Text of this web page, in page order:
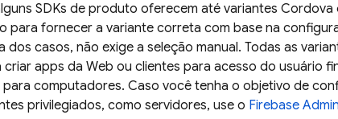
SDKs de produto oferecem até variantes Cordova
para fornecer a variante correta com base na
dos casos, não exige a seleção manual. Todas as
apps da Web ou clientes para acesso do usuário
para computadores. Caso você tenha o objetivo de
privilegiados, como servidores, use o Firebase